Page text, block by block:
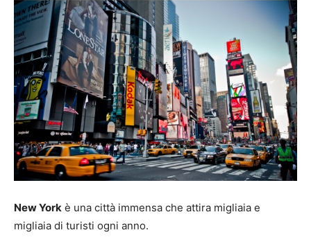
New York è una città immensa che attira migliaia e
migliaia di turisti ogni anno.